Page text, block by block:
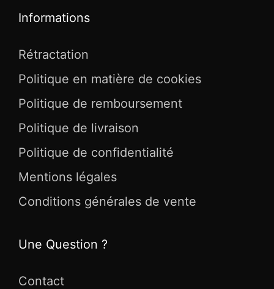
Informations
Rétractation
Politique en matière de cookies
Politique de remboursement
Politique de livraison
Politique de confidentialité
Mentions légales
Conditions générales de vente
Une Question ?
Contact